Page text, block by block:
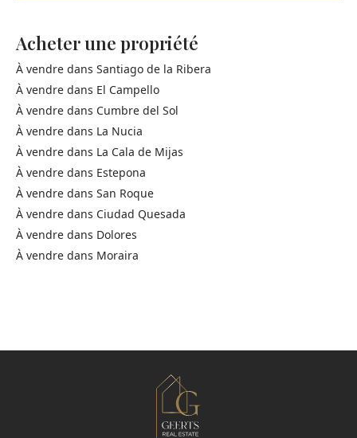
Acheter une propriété
À vendre dans Santiago de la Ribera
À vendre dans El Campello
À vendre dans Cumbre del Sol
À vendre dans La Nucia
À vendre dans La Cala de Mijas
À vendre dans Estepona
À vendre dans San Roque
À vendre dans Ciudad Quesada
À vendre dans Dolores
À vendre dans Moraira